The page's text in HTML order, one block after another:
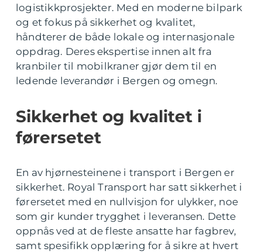
logistikkprosjekter. Med en moderne bilpark
og et fokus på sikkerhet og kvalitet,
håndterer de både lokale og internasjonale
oppdrag. Deres ekspertise innen alt fra
kranbiler til mobilkraner gjør dem til en
ledende leverandør i Bergen og omegn.
Sikkerhet og kvalitet i
førersetet
En av hjørnesteinene i transport i Bergen er
sikkerhet. Royal Transport har satt sikkerhet i
førersetet med en nullvisjon for ulykker, noe
som gir kunder trygghet i leveransen. Dette
oppnås ved at de fleste ansatte har fagbrev,
samt spesifikk opplæring for å sikre at hvert